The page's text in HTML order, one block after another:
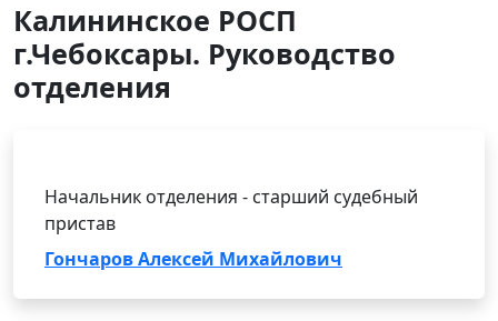
Калининское РОСП
г.Чебоксары. Руководство
отделения
Начальник отделения - старший судебный
пристав
Гончаров Алексей Михайлович